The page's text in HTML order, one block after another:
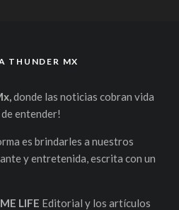
THUNDER MX
donde las noticias cobran vida
entender!
es brindarles a nuestros
y entretenida, escrita con un
LIFE Editorial y los artículos